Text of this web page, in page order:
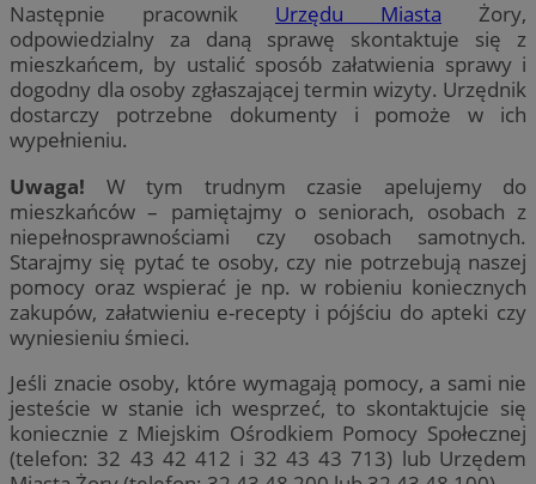
Następnie pracownik Urzędu Miasta Żory,
odpowiedzialny za daną sprawę skontaktuje się z
mieszkańcem, by ustalić sposób załatwienia sprawy i
dogodny dla osoby zgłaszającej termin wizyty. Urzędnik
dostarczy potrzebne dokumenty i pomoże w ich
wypełnieniu.
Uwaga! W tym trudnym czasie apelujemy do
mieszkańców – pamiętajmy o seniorach, osobach z
niepełnosprawnościami czy osobach samotnych.
Starajmy się pytać te osoby, czy nie potrzebują naszej
pomocy oraz wspierać je np. w robieniu koniecznych
zakupów, załatwieniu e-recepty i pójściu do apteki czy
wyniesieniu śmieci.
Jeśli znacie osoby, które wymagają pomocy, a sami nie
jesteście w stanie ich wesprzeć, to skontaktujcie się
koniecznie z Miejskim Ośrodkiem Pomocy Społecznej
(telefon: 32 43 42 412 i 32 43 43 713) lub Urzędem